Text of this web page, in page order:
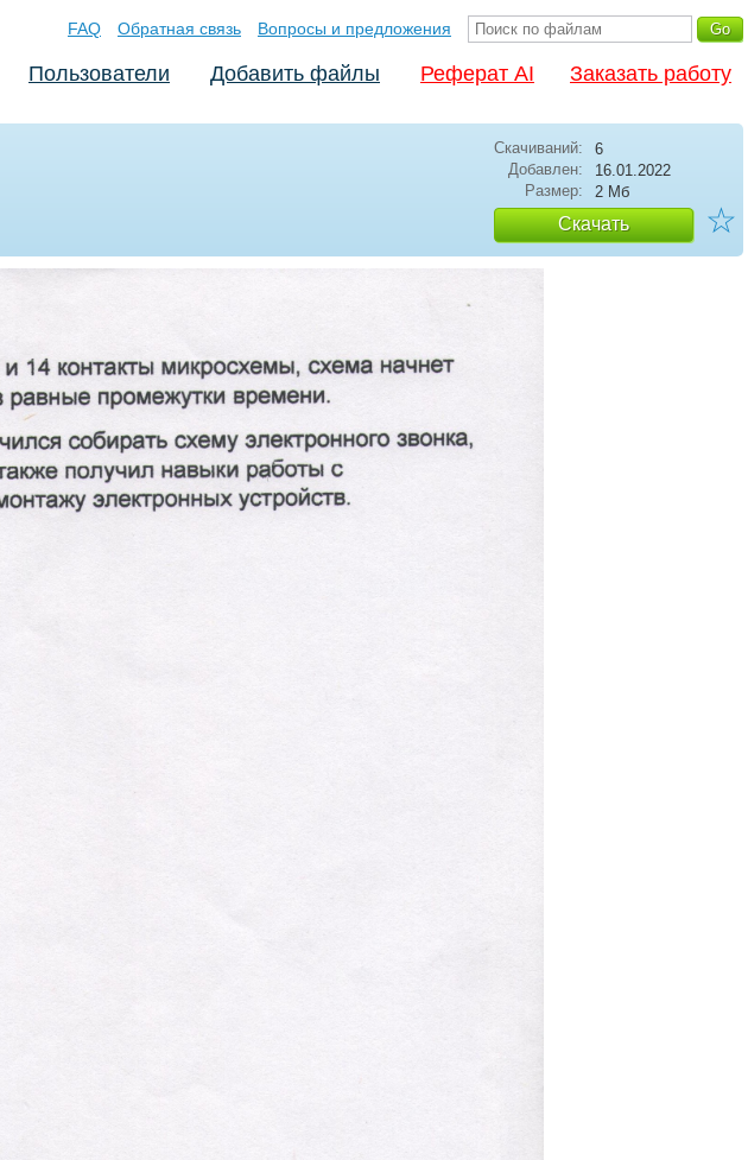
FAQ Обратная связь Вопросы и предложения
Пользователи Добавить файлы Реферат AI Заказать работу
Скачиваний:
6
Добавлен:
16.01.2022
Размер:
2 Мб
Скачать ☆